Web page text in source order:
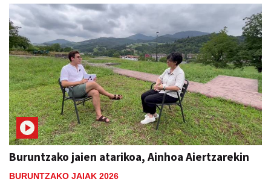
Buruntzako jaien atarikoa, Ainhoa Aiertzarekin
BURUNTZAKO JAIAK 2026